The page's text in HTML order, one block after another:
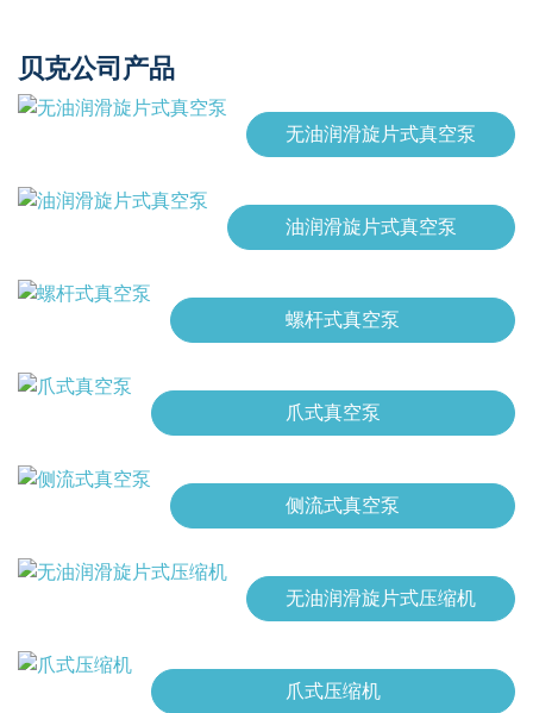
贝克公司产品
无油润滑旋片式真空泵
油润滑旋片式真空泵
螺杆式真空泵
爪式真空泵
侧流式真空泵
无油润滑旋片式压缩机
爪式压缩机